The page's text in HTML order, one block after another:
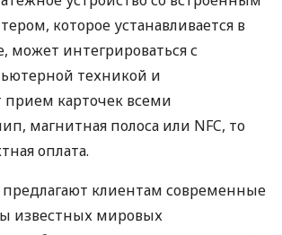
которое устанавливается в
может интегрироваться с
техникой и
карточек всеми
магнитная полоса или NFC, то
оплата.
предлагают клиентам современные
известных мировых